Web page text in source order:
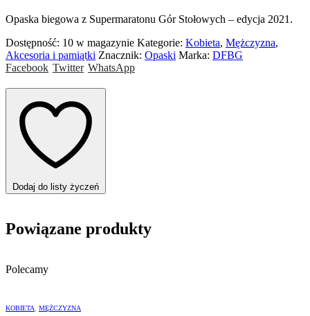
Opaska biegowa z Supermaratonu Gór Stołowych – edycja 2021.
Dostępność: 10 w magazynie Kategorie: Kobieta, Mężczyzna,
Akcesoria i pamiątki Znacznik: Opaski Marka: DFBG
Facebook Twitter WhatsApp
Dodaj do listy życzeń
Powiązane produkty
Polecamy
KOBIETA MĘŻCZYZNA